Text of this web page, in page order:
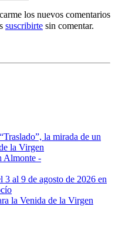
los nuevos comentarios
suscribirte sin comentar.
la mirada de un
la Virgen
Almonte -
3 al 9 de agosto de 2026 en
la Venida de la Virgen